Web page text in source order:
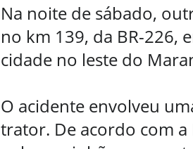
Na noite de sábado,
no km 139, da BR-226,
cidade no leste do
O acidente envolveu
trator. De acordo com